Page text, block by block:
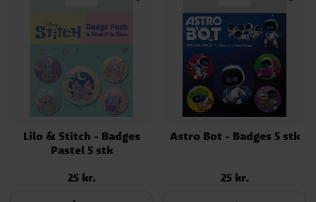
Lilo & Stitch - Badges
Pastel 5 stk
Pris: 25 kr.
25 kr.
Astro Bot - Badges 5 stk
Pris: 25 kr.
25 kr.